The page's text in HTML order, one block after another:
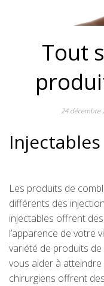
Tout
24 décembre
Les produits de
différents des
injectables offrent
l’apparence de votre
variété de produits
vous aider à
chirurgiens offrent